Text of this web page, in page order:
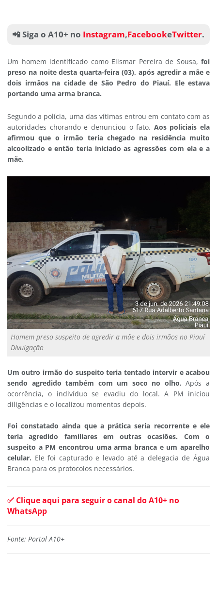
📲 Siga o A10+ no Instagram,FacebookeTwitter.
Um homem identificado como Elismar Pereira de Sousa, foi
preso na noite desta quarta-feira (03), após agredir a mãe e
dois irmãos na cidade de São Pedro do Piauí. Ele estava
portando uma arma branca.
Segundo a polícia, uma das vítimas entrou em contato com as
autoridades chorando e denunciou o fato. Aos policiais ela
afirmou que o irmão teria chegado na residência muito
alcoolizado e então teria iniciado as agressões com ela e a
mãe.
Homem preso suspeito de agredir a mãe e dois irmãos no Piauí
Divulgação
Um outro irmão do suspeito teria tentado intervir e acabou
sendo agredido também com um soco no olho.Após a
ocorrência, o indivíduo se evadiu do local. A PM iniciou
diligências e o localizou momentos depois.
Foi constatado ainda que a prática seria recorrente e ele
teria agredido familiares em outras ocasiões. Com o
suspeito a PM encontrou uma arma branca e um aparelho
celular. Ele foi capturado e levado até a delegacia de Água
Branca para os protocolos necessários.
✅ Clique aqui para seguir o canal do A10+ no
WhatsApp
Fonte: Portal A10+